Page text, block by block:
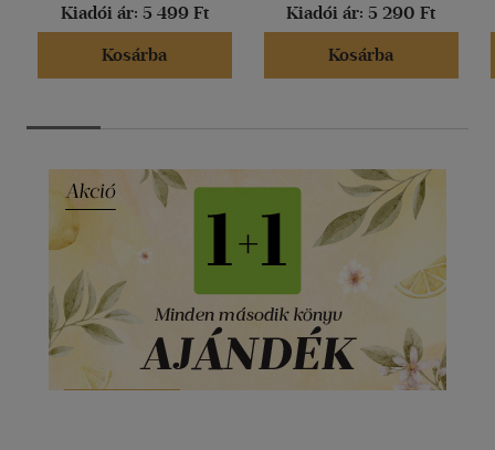
Kiadói ár: 5 499 Ft
Kosárba
Kiadói ár: 5 290 Ft
Kosárba